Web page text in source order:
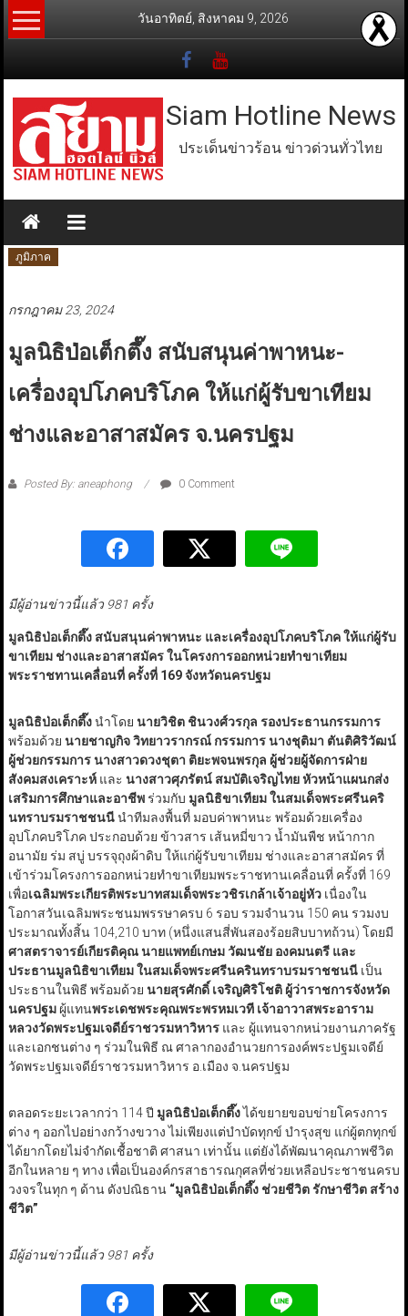
Skip
to
วันอาทิตย์, สิงหาคม 9, 2026
Siam Hotline News
ประเด็นข่าวร้อน ข่าวด่วนทั่วไทย
ภูมิภาค
กรกฎาคม 23, 2024
มูลนิธิป่อเต็กตึ๊ง สนับสนุนค่าพาหนะ-
เครื่องอุปโภคบริโภค ให้แก่ผู้รับขาเทียม
ช่างและอาสาสมัคร จ.นครปฐม
Posted By: aneaphong 0 Comment
มีผู้อ่านข่าวนี้แล้ว 981 ครั้ง
มูลนิธิป่อเต็กตึ๊ง สนับสนุนค่าพาหนะ และเครื่องอุปโภคบริโภค ให้แก่ผู้รับ
ขาเทียม ช่างและอาสาสมัคร ในโครงการออกหน่วยทำขาเทียม
พระราชทานเคลื่อนที่ ครั้งที่ 169 จังหวัดนครปฐม
มูลนิธิป่อเต็กตึ๊งนำโดย นายวิชิต ชินวงศ์วรกุล รองประธานกรรมการ
พร้อมด้วย นายชาญกิจ วิทยาวรากรณ์ กรรมการ นางชุติมา ตันติศิริวัฒน์
ผู้ช่วยกรรมการ นางสาวดวงชุตา ติยะพจนพรกุล ผู้ช่วยผู้จัดการฝ่าย
สังคมสงเคราะห์ และ นางสาวศุภรัตน์ สมบัติเจริญไทย หัวหน้าแผนกส่ง
เสริมการศึกษาและอาชีพร่วมกับ มูลนิธิขาเทียม ในสมเด็จพระศรีนคริ
นทราบรมราชชนนีนำทีมลงพื้นที่ มอบค่าพาหนะ พร้อมด้วยเครื่อง
อุปโภคบริโภค ประกอบด้วย ข้าวสาร เส้นหมี่ขาว น้ำมันพืช หน้ากาก
อนามัย ร่ม สบู่ บรรจุถุงผ้าดิบ ให้แก่ผู้รับขาเทียม ช่างและอาสาสมัคร ที่
เข้าร่วมโครงการออกหน่วยทำขาเทียมพระราชทานเคลื่อนที่ ครั้งที่ 169
เพื่อเฉลิมพระเกียรติพระบาทสมเด็จพระวชิรเกล้าเจ้าอยู่หัวเนื่องใน
โอกาสวันเฉลิมพระชนมพรรษาครบ 6 รอบ รวมจำนวน 150 คน รวมงบ
ประมาณทั้งสิ้น 104,210 บาท (หนึ่งแสนสี่พันสองร้อยสิบบาทถ้วน) โดยมี
ศาสตราจารย์เกียรติคุณ นายแพทย์เกษม วัฒนชัย องคมนตรี และ
ประธานมูลนิธิขาเทียม ในสมเด็จพระศรีนครินทราบรมราชชนนีเป็น
ประธานในพิธี พร้อมด้วย นายสุรศักดิ์ เจริญศิริโชติ ผู้ว่าราชการจังหวัด
นครปฐมผู้แทนพระเดชพระคุณพระพรหมเวที เจ้าอาวาสพระอาราม
หลวงวัดพระปฐมเจดีย์ราชวรมหาวิหารและ ผู้แทนจากหน่วยงานภาครัฐ
และเอกชนต่าง ๆ ร่วมในพิธี ณ ศาลากองอำนวยการองค์พระปฐมเจดีย์
วัดพระปฐมเจดีย์ราชวรมหาวิหาร อ.เมือง จ.นครปฐม
ตลอดระยะเวลากว่า 114 ปี มูลนิธิป่อเต็กตึ๊งได้ขยายขอบข่ายโครงการ
ต่าง ๆ ออกไปอย่างกว้างขวาง ไม่เพียงแต่บำบัดทุกข์ บำรุงสุข แก่ผู้ตกทุกข์
ได้ยากโดยไม่จำกัดเชื้อชาติ ศาสนา เท่านั้น แต่ยังได้พัฒนาคุณภาพชีวิต
อีกในหลาย ๆ ทาง เพื่อเป็นองค์กรสาธารณกุศลที่ช่วยเหลือประชาชนครบ
วงจรในทุก ๆ ด้าน ดังปณิธาน “มูลนิธิป่อเต็กตึ๊ง ช่วยชีวิต รักษาชีวิต สร้าง
ชีวิต”
มีผู้อ่านข่าวนี้แล้ว 981 ครั้ง